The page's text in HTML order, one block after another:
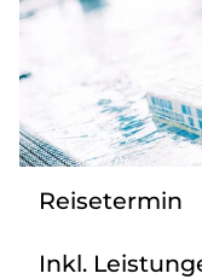
Bus anmieten
Kontakt
Reisetermin
Inkl.